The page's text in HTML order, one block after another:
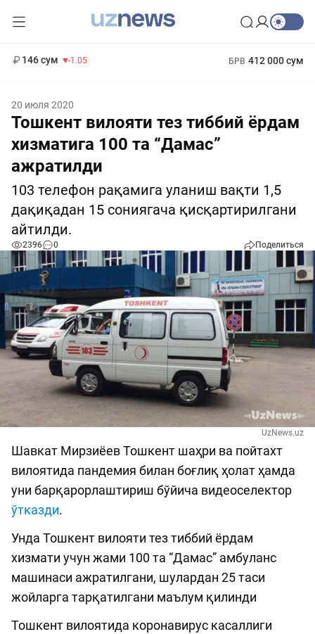
146 сум -1.05 БРВ 412 000 сум
20 июля 2020
Тошкент вилояти тез тиббий ёрдам
хизматига 100 та “Дамас”
ажратилди
103 телефон рақамига уланиш вақти 1,5
дақиқадан 15 сониягача қисқартирилгани
айтилди.
2396 0 Поделиться
UzNews.uz
Шавкат Мирзиёев Тошкент шаҳри ва пойтахт
вилоятида пандемия билан боғлиқ ҳолат ҳамда
уни барқарорлаштириш бўйича видеоселектор
ўтказди.
Унда Тошкент вилояти тез тиббий ёрдам
хизмати учун жами 100 та “Дамас” амбуланс
машинаси ажратилгани, шулардан 25 таси
жойларга тарқатилгани маълум қилинди
Тошкент вилоятида коронавирус касаллиги